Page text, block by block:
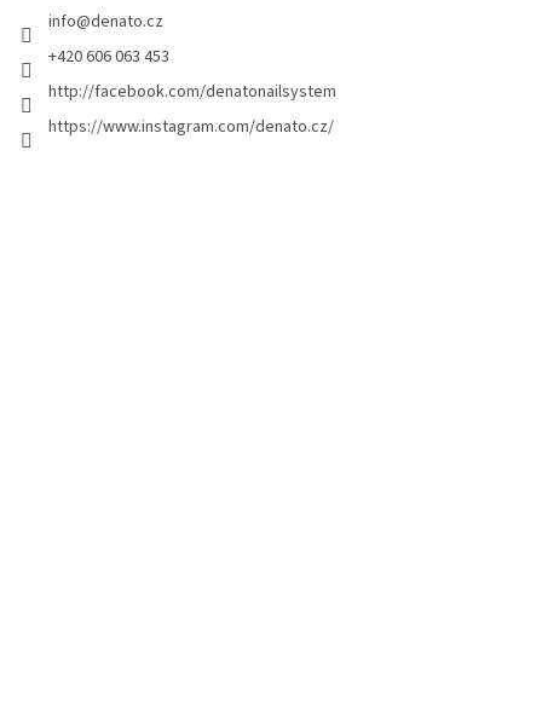
info@denato.cz
+420 606 063 453
http://facebook.com/denatonailsystem
https://www.instagram.com/denato.cz/